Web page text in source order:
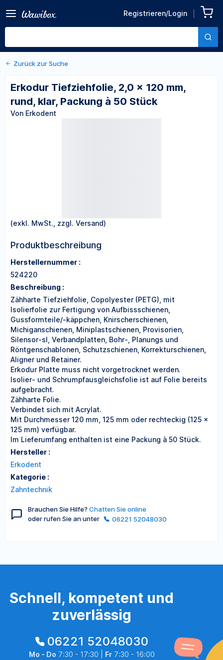
Registrieren/Login
120 mm, rund, klar, Packung
à 50 Stück
Von Erkodent
Zurück zu den Produktdetails
Zurück zur Suche
Erkodur Tiefziehfolie, 2,0 × 120 mm,
rund, klar, Packung à 50 Stück
Von Erkodent
(exkl. MwSt., zzgl. Versand)
Produktbeschreibung
Herstellernummer :
524220
Beschreibung :
Zähharte Tiefziehfolie, Copolyester (PETG), mit
Isolierfolie zur Fertigung von Aufbissschienen,
Gussformteile/-käppchen, Knirscherschienen,
Michiganschienen, Miniplastschienen, Provisorien,
Silensor-sl, Verbandplatten, Bohr-, Planungs und
Röntgenschablonen, Schutzschienen, Korrekturschienen,
Aligner und Retainer.
Erkodur Platte muss nicht vorgetrocknet werden.
Isolier- und Schrumpfausgleichsfolie ist auf Folie bereits
aufgebracht.
Zähharte Folie.
Verbindet sich mit Acrylat.
Mit Durchmesser 120 mm, 125 mm oder rechteckig (125 ×
125 mm) verfügbar.
Im Lieferumfang enthalten ist eine Packung à 50 Stück.
Hersteller :
Erkodent
Kategorie :
Zahntechnik
Brauchen Sie Hilfe? Chatten Sie online
oder rufen Sie an unter
06221 52048030
Schnell, kompetent und
zuverlässig
06221 52048030
Mo - Do 7:30 - 17:30 | Fr7:30 - 16:00